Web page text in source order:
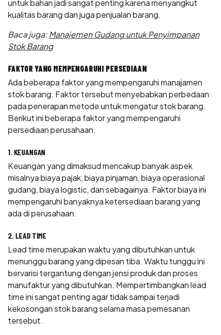
untuk bahan jadi sangat penting karena menyangkut
kualitas barang dan juga penjualan barang.
Baca juga:Manajemen Gudang untuk Penyimpanan
Stok Barang
FAKTOR YANG MEMPENGARUHI PERSEDIAAN
Ada beberapa faktor yang mempengaruhi manajamen
stok barang. Faktor tersebut menyebabkan perbedaan
pada penerapan metode untuk mengatur stok barang.
Berikut ini beberapa faktor yang mempengaruhi
persediaan perusahaan.
1. KEUANGAN
Keuangan yang dimaksud mencakup banyak aspek
misalnya biaya pajak, biaya pinjaman, biaya operasional
gudang, biaya logistic, dan sebagainya. Faktor biaya ini
mempengaruhi banyaknya ketersediaan barang yang
ada di perusahaan.
2. LEAD TIME
Lead time merupakan waktu yang dibutuhkan untuk
menunggu barang yang dipesan tiba. Waktu tunggu ini
bervarisi tergantung dengan jensi produk dan proses
manufaktur yang dibutuhkan. Mempertimbangkan lead
time ini sangat penting agar tidak sampai terjadi
kekosongan stok barang selama masa pemesanan
tersebut.